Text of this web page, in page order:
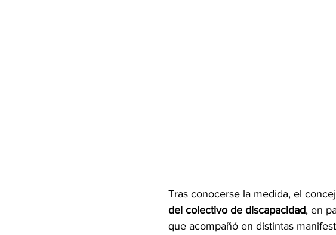
Tras conocerse la medida, el
del colectivo de discapacidad, en
que acompañó en distintas